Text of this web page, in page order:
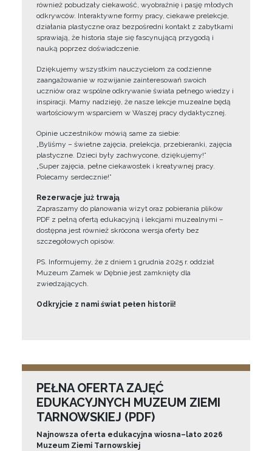
również pobudzały ciekawość, wyobraźnię i pasję młodych
odkrywców. Interaktywne formy pracy, ciekawe prelekcje,
działania plastyczne oraz bezpośredni kontakt z zabytkami
sprawiają, że historia staje się fascynującą przygodą i
nauką poprzez doświadczenie.
Dziękujemy wszystkim nauczycielom za codzienne
zaangażowanie w rozwijanie zainteresowań swoich
uczniów oraz wspólne odkrywanie świata pełnego wiedzy i
inspiracji. Mamy nadzieję, że nasze lekcje muzealne będą
wartościowym wsparciem w Waszej pracy dydaktycznej.
Opinie uczestników mówią same za siebie:
„Byliśmy – świetne zajęcia, prelekcja, przebieranki, zajęcia
plastyczne. Dzieci były zachwycone, dziękujemy!”
„Super zajęcia, pełne ciekawostek i kreatywnej pracy.
Polecamy serdecznie!”
Rezerwacje już trwają
Zapraszamy do planowania wizyt oraz pobierania plików
PDF z pełną ofertą edukacyjną i lekcjami muzealnymi –
dostępna jest również skrócona wersja oferty bez
szczegółowych opisów.
PS. Informujemy, że z dniem 1 grudnia 2025 r. oddział
Muzeum Zamek w Dębnie jest zamknięty dla
zwiedzających.
Odkryjcie z nami świat pełen historii!
PEŁNA OFERTA ZAJĘĆ
EDUKACYJNYCH MUZEUM ZIEMI
TARNOWSKIEJ (PDF)
Najnowsza oferta edukacyjna wiosna–lato 2026
Muzeum Ziemi Tarnowskiej